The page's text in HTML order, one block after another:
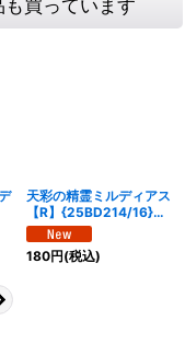
買っています
天彩の精霊ミルディアス
【R】{25BD214/16}
《多》
180円(税込)